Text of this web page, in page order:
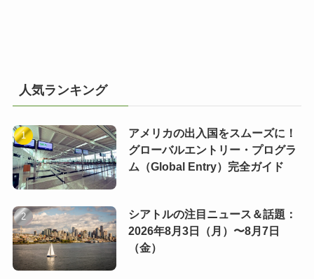
人気ランキング
アメリカの出入国をスムーズに！
グローバルエントリー・プログラ
ム（Global Entry）完全ガイド
シアトルの注目ニュース＆話題：
2026年8月3日（月）〜8月7日
（金）